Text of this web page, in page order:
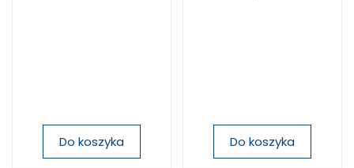
Do koszyka Do koszyka